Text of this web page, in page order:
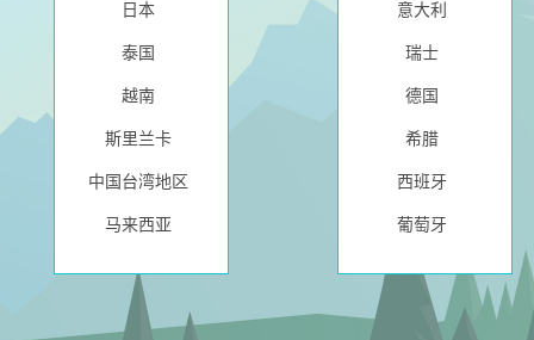
日本
泰国
越南
斯里兰卡
中国台湾地区
马来西亚
意大利
瑞士
德国
希腊
西班牙
葡萄牙